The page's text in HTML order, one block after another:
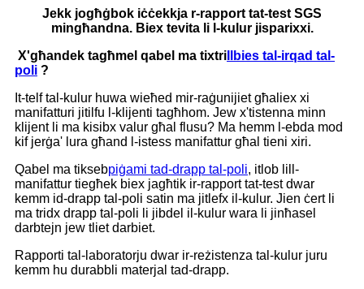
Jekk jogħġbok iċċekkja r-rapport tat-test SGS
mingħandna. Biex tevita li l-kulur jisparixxi.
X'għandek tagħmel qabel ma tixtri Ilbies tal-irqad tal-
poli ?
It-telf tal-kulur huwa wieħed mir-raġunijiet għaliex xi
manifatturi jitilfu l-klijenti tagħhom. Jew x'tistenna minn
klijent li ma kisibx valur għal flusu? Ma hemm l-ebda mod
kif jerġa' lura għand l-istess manifattur għal tieni xiri.
Qabel ma tiksebpiġami tad-drapp tal-poli, itlob lill-
manifattur tiegħek biex jagħtik ir-rapport tat-test dwar
kemm id-drapp tal-poli satin ma jitlefx il-kulur. Jien ċert li
ma tridx drapp tal-poli li jibdel il-kulur wara li jinħasel
darbtejn jew tliet darbiet.
Rapporti tal-laboratorju dwar ir-reżistenza tal-kulur juru
kemm hu durabbli materjal tad-drapp.